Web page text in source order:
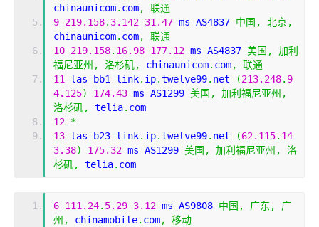
chinaunicom. com,
联通
9 219.158. 3.142 31.47 ms AS4837 中国,
北京,
chinaunicom. com,
联通
10 219.158. 16.98 177.12 ms AS4837 美国,
加利
福尼亚州,
洛杉矶, chinaunicom. com,
联通
11
las- bb1 -link. ip.twelve99. net (213.248. 9
4.125) 174.43 ms AS1299 美国,
加利福尼亚州,
洛杉矶,
telia. com
12 *
13 las- b23-link. ip.twelve99. net (62.115. 14
3.38) 175.32 ms AS1299 美国, 加利福尼亚州,
洛
杉矶,
telia. com
6 111.24. 5.29 3.12 ms AS9808 中国, 广东,
广
州,
chinamobile. com,
移动